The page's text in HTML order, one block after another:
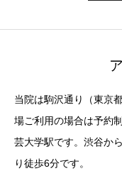
当院は駒沢通り（東京
場ご利用の場合は予約
芸大学駅です。渋谷か
り徒歩6分です。